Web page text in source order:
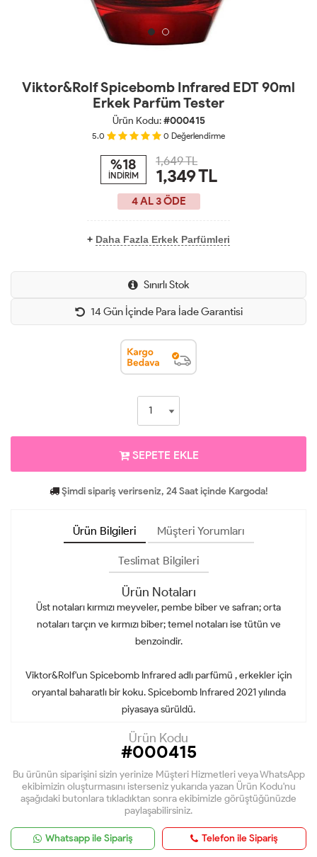
Viktor&Rolf Spicebomb Infrared EDT 90ml
Erkek Parfüm Tester
Ürün Kodu:#000415
5.0 0 Değerlendirme
%18
İNDİRİM
1,649 TL
1,349TL
4 AL 3 ÖDE
+ Daha Fazla Erkek Parfümleri
Sınırlı Stok
14 Gün İçinde Para İade Garantisi
SEPETE EKLE
Şimdi sipariş verirseniz, 24 Saat içinde Kargoda!
Ürün Bilgileri Müşteri Yorumları
Teslimat Bilgileri
Ürün Notaları
Üst notaları kırmızı meyveler, pembe biber ve safran; orta
notaları tarçın ve kırmızı biber; temel notaları ise tütün ve
benzoindir.
Viktor&Rolf'un Spicebomb Infrared adlı parfümü , erkekler için
oryantal baharatlı bir koku.Spicebomb Infrared2021 yılında
piyasaya sürüldü.
Ürün Kodu
#000415
Bu ürünün siparişini sizin yerinize Müşteri Hizmetleri veya WhatsApp
ekibimizin oluşturmasını isterseniz yukarıda yazan Ürün Kodu'nu
aşağıdaki butonlara tıkladıktan sonra ekibimizle görüştüğünüzde
paylaşabilirsiniz.
Whatsapp ile Sipariş Telefon ile Sipariş